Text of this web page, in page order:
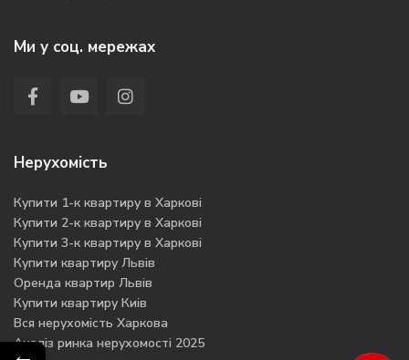
Ми у соц. мережах
Нерухомість
Купити 1-к квартиру в Харкові
Купити 2-к квартиру в Харкові
Купити 3-к квартиру в Харкові
Купити квартиру Львів
Оренда квартир Львів
Купити квартиру Киів
Вся нерухомість Харкова
Аналіз ринка нерухомості 2025